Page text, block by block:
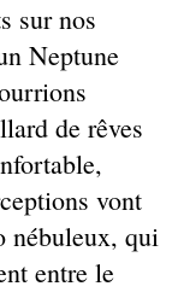
sur nos
Neptune
de rêves
vont
nébuleux, qui
entre le